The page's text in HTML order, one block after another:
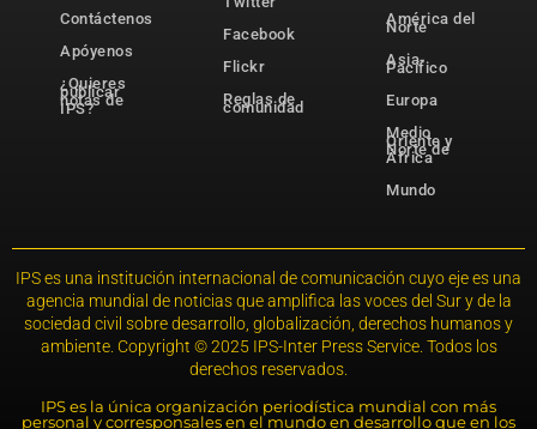
Contáctenos
Apóyenos
¿Quieres
publicar
notas de
IPS?
Facebook
Flickr
Reglas de
comunidad
América del
Norte
Asia-
Pacífico
Europa
Medio
Oriente y
Norte de
África
Mundo
IPS es una institución internacional de comunicación cuyo eje es una
agencia mundial de noticias que amplifica las voces del Sur y de la
sociedad civil sobre desarrollo, globalización, derechos humanos y
ambiente. Copyright © 2025 IPS-Inter Press Service. Todos los
derechos reservados.
IPS es la única organización periodística mundial con más
personal y corresponsales en el mundo en desarrollo que en los